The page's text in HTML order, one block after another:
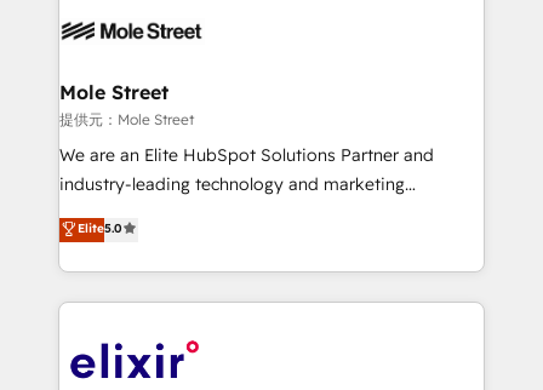
workflows; automation agents; process optimization
Healthcare: HIPAA implementations; secure data
workflows 💼 Financial Services: compliant
workflows; audit-ready reporting ⚖️ Legal: client
intake; pipeline and document workflows 🛒 E-
revenue automation 🏢 Real Estate: deal pipelines;
portfolio and lifecycle management 🏭
HIPAA-aware; CASL-compliant; GDPR-ready
implementations where required 💡 Why 500+
Mole Street
提供元：Mole Street
We are an Elite HubSpot Solutions Partner and
industry-leading technology and marketing
consultancy. Our focus is on enterprise and mid-
market B2B companies globally that want a strategic
approach to execute their goals through creative
applications of our solutions; Technical HubSpot
Design, Migrations + Integrations. Mole Street’s
Elite5.0